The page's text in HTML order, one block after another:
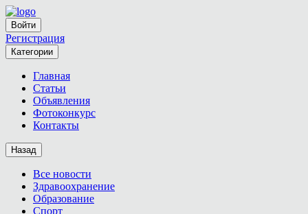
Войти
Регистрация
Категории
Главная
Статьи
Объявления
Фотоконкурс
Контакты
Назад
Все новости
Здравоохранение
Образование
Спорт